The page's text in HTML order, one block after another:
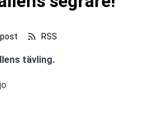
RSS
tävling.